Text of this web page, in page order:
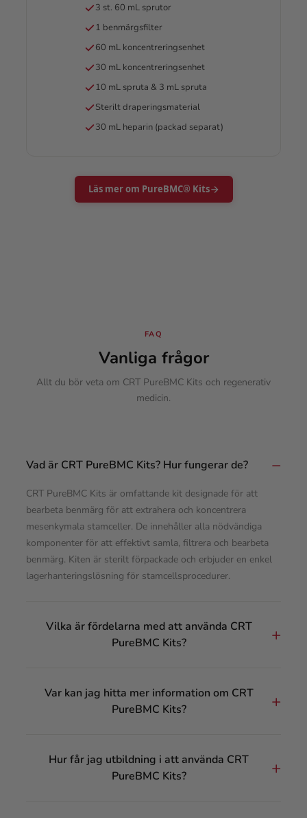
3 st. 60 mL sprutor
1 benmärgsfilter
60 mL koncentreringsenhet
30 mL koncentreringsenhet
10 mL spruta & 3 mL spruta
Sterilt draperingsmaterial
30 mL heparin (packad separat)
Läs mer om PureBMC® Kits
FAQ
Vanliga frågor
Allt du bör veta om CRT PureBMC Kits och regenerativ
medicin.
Vad är CRT PureBMC Kits? Hur fungerar de?
CRT PureBMC Kits är omfattande kit designade för att
bearbeta benmärg för att extrahera och koncentrera
mesenkymala stamceller. De innehåller alla nödvändiga
komponenter för att effektivt samla, filtrera och bearbeta
benmärg. Kiten är sterilt förpackade och erbjuder en enkel
lagerhanteringslösning för stamcellsprocedurer.
Vilka är fördelarna med att använda CRT
PureBMC Kits?
Var kan jag hitta mer information om CRT
PureBMC Kits?
Hur får jag utbildning i att använda CRT
PureBMC Kits?